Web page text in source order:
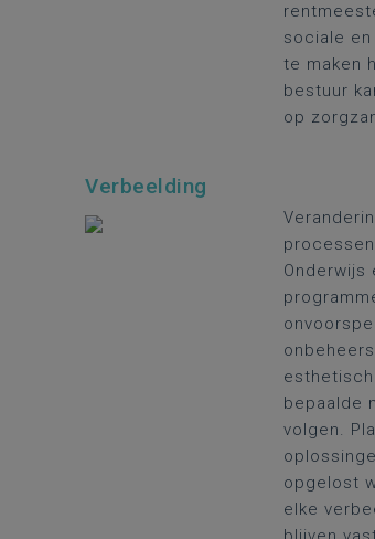
sociale
te maken
bestuur
op
Verbeelding
Onderwijs
bepaalde
volgen.
opgelost
elke